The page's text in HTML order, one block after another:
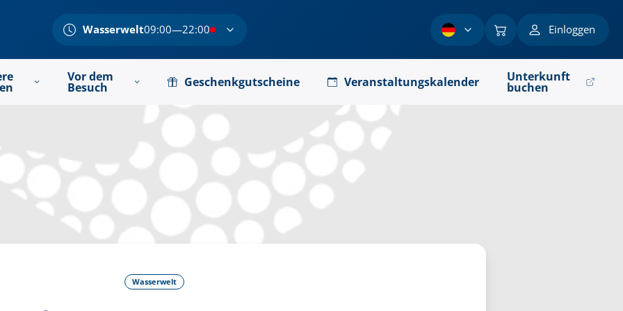
Wasserwelt09:00—22:00 Einloggen
Vor dem
Besuch Geschenkgutscheine Veranstaltungskalender Unterkunft
buchen
Wasserwelt